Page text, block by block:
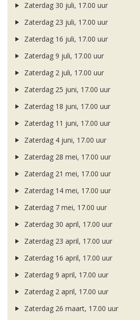
Zaterdag 30 juli, 17.00 uur
Zaterdag 23 juli, 17.00 uur
Zaterdag 16 juli, 17.00 uur
Zaterdag 9 juli, 17.00 uur
Zaterdag 2 juli, 17.00 uur
Zaterdag 25 juni, 17.00 uur
Zaterdag 18 juni, 17.00 uur
Zaterdag 11 juni, 17.00 uur
Zaterdag 4 juni, 17.00 uur
Zaterdag 28 mei, 17.00 uur
Zaterdag 21 mei, 17.00 uur
Zaterdag 14 mei, 17.00 uur
Zaterdag 7 mei, 17.00 uur
Zaterdag 30 april, 17.00 uur
Zaterdag 23 april, 17.00 uur
Zaterdag 16 april, 17.00 uur
Zaterdag 9 april, 17.00 uur
Zaterdag 2 april, 17.00 uur
Zaterdag 26 maart, 17.00 uur